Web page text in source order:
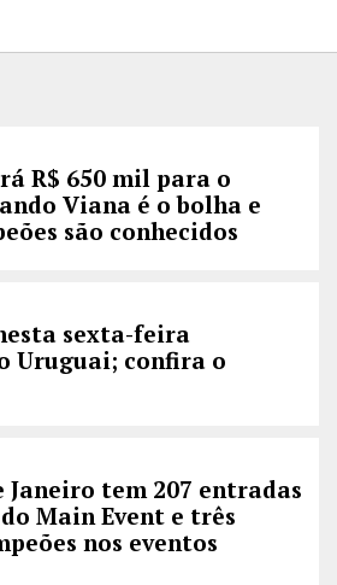
R$ 650 mil para o
Viana é o bolha e
são conhecidos
sexta-feira
Uruguai; confira o
Janeiro tem 207 entradas
Main Event e três
nos eventos